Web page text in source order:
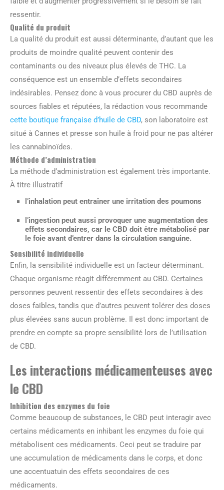
ressentir.
Qualité du produit
La qualité du produit est aussi déterminante, d’autant que les
produits de moindre qualité peuvent contenir des
contaminants ou des niveaux plus élevés de THC. La
conséquence est un ensemble d’effets secondaires
indésirables. Pensez donc à vous procurer du CBD auprès de
sources fiables et réputées, la rédaction vous recommande
cette boutique française d’huile de CBD, son laboratoire est
situé à Cannes et presse son huile à froid pour ne pas altérer
les cannabinoïdes.
Méthode d’administration
La méthode d’administration est également très importante.
À titre illustratif
l’inhalation peut entraîner une irritation des poumons
l’ingestion peut aussi provoquer une augmentation des
effets secondaires, car le CBD doit être métabolisé par
le foie avant d’entrer dans la circulation sanguine.
Sensibilité individuelle
Enfin, la sensibilité individuelle est un facteur déterminant.
Chaque organisme réagit différemment au CBD. Certaines
personnes peuvent ressentir des effets secondaires à des
doses faibles, tandis que d’autres peuvent tolérer des doses
plus élevées sans aucun problème. Il est donc important de
prendre en compte sa propre sensibilité lors de l’utilisation
de CBD.
Les interactions médicamenteuses avec
le CBD
Inhibition des enzymes du foie
Comme beaucoup de substances, le CBD peut interagir avec
certains médicaments en inhibant les enzymes du foie qui
métabolisent ces médicaments. Ceci peut se traduire par
une accumulation de médicaments dans le corps, et donc
une accentuatuin des effets secondaires de ces
médicaments.